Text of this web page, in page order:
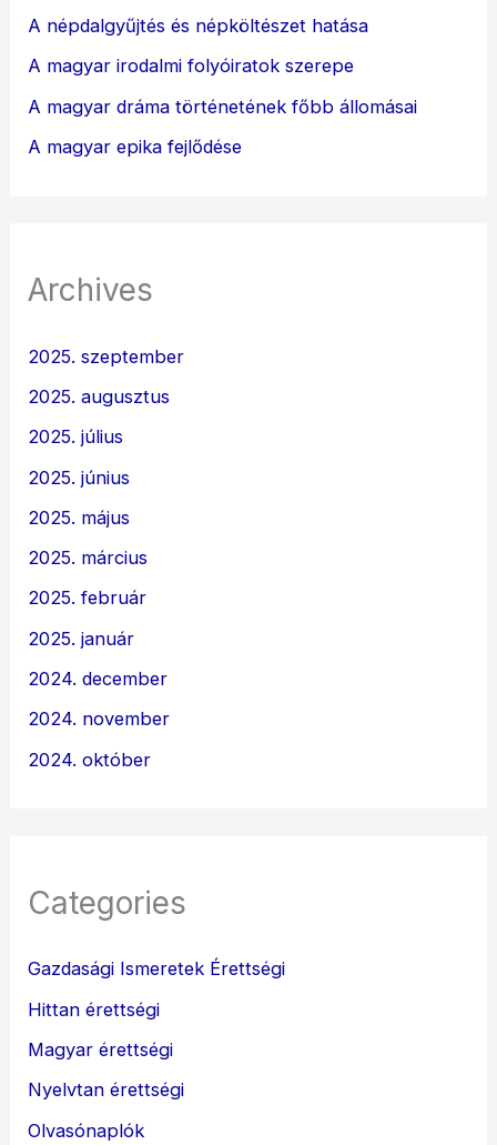
A népdalgyűjtés és népköltészet hatása
A magyar irodalmi folyóiratok szerepe
A magyar dráma történetének főbb állomásai
A magyar epika fejlődése
Archives
2025. szeptember
2025. augusztus
2025. július
2025. június
2025. május
2025. március
2025. február
2025. január
2024. december
2024. november
2024. október
Categories
Gazdasági Ismeretek Érettségi
Hittan érettségi
Magyar érettségi
Nyelvtan érettségi
Olvasónaplók